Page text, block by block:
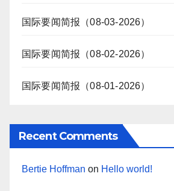
国际要闻简报（08-03-2026）
国际要闻简报（08-02-2026）
国际要闻简报（08-01-2026）
Recent Comments
Bertie Hoffman on Hello world!